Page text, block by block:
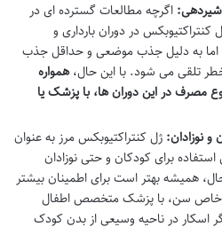
شیردهی: اگرچه مطالعات گسترده ای در
در دوران بارداری و
اما به دلیل جذب موضعی و حداقل جذب
تلقی می شود. با این حال،همواره
در این دوران ها، با پزشک یا
و نوزادان: ژل کنتراکتیوبکس مرز به عنوان
برای کودکان و حتی نوزادان
همیشه بهتر است برای اطمینان بیشتر
خاص سن، با پزشک متخصص اطفال
در ناحیه وسیعی از بدن کودک